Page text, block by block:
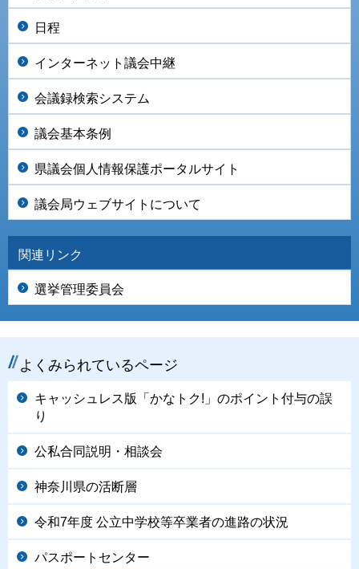
日程
インターネット議会中継
会議録検索システム
議会基本条例
県議会個人情報保護ポータルサイト
議会局ウェブサイトについて
関連リンク
選挙管理委員会
よくみられているページ
キャッシュレス版「かなトク!」のポイント付与の誤
り
公私合同説明・相談会
神奈川県の活断層
令和7年度 公立中学校等卒業者の進路の状況
パスポートセンター